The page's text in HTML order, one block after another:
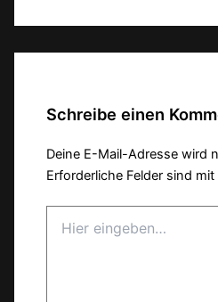
Schreibe einen
Deine E-Mail-Adresse wird
Erforderliche Felder sind mit
eingeben…